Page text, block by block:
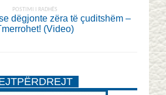
POSTIMI I RADHËS
dëgjonte zëra të çuditshëm –
(Video)